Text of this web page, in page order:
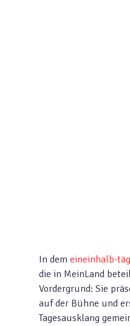
In demeineinhalb-
die in MeinLand
Vordergrund: Sie
auf der Bühne und
Tagesausklang